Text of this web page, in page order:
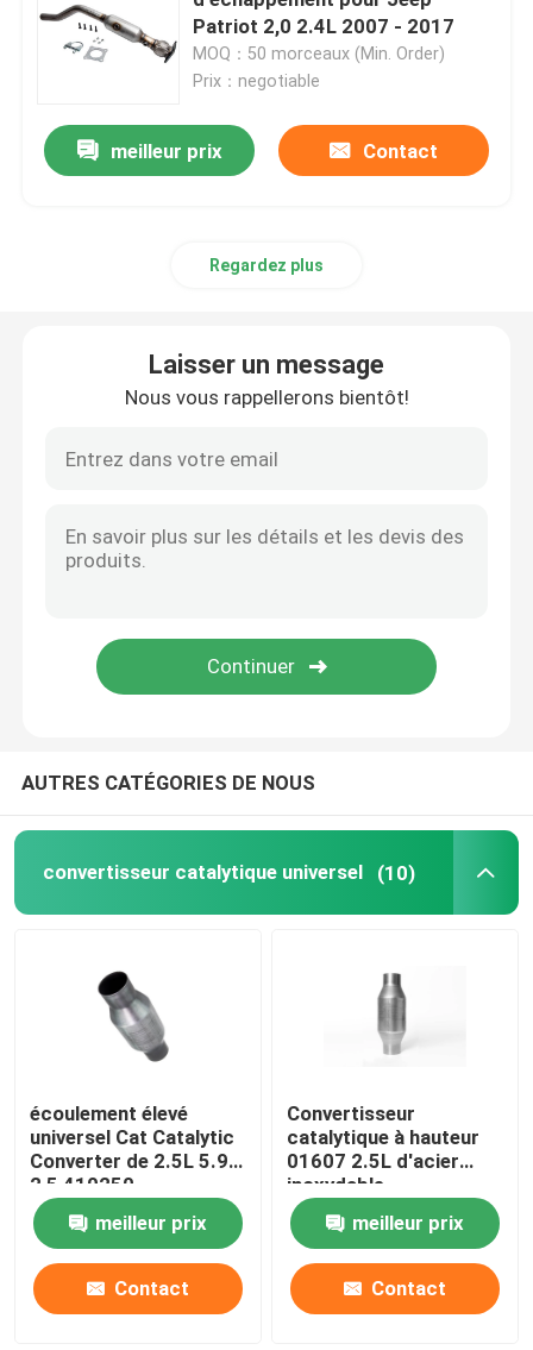
Convertisseur catalytique de Toyota
Jeep Catalytic Converter
Convertisseur catalytique de Honda
Convertisseur catalytique convenable direct
Convertisseur catalytique diesel
convertisseur catalytique d'écoulement élevé
Lexus Catalytic Converter
Pièces d'échappement automobiles
Amortisseur d'échappement en acier inoxydable
Patriot 2,0 2.4L 2007 - 2017
MOQ：50 morceaux (Min. Order)
Prix：negotiable
meilleur prix Contact
Regardez plus
Laisser un message
Nous vous rappellerons bientôt!
AUTRES CATÉGORIES DE NOUS
convertisseur catalytique universel (10)
écoulement élevé
universel Cat Catalytic
Converter de 2.5L 5.9L
2,5 410250
meilleur prix
Contact
Convertisseur
catalytique à hauteur
01607 2.5L d'acier
inoxydable
d'écoulement de 2,25
poucesmeilleur prix
Contact